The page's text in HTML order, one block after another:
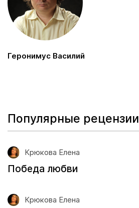
Геронимус Василий
Популярные рецензии
Крюкова Елена
Победа любви
Крюкова Елена